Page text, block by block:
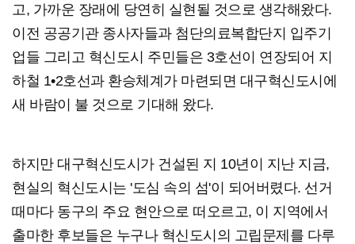
고, 가까운 장래에 당연히 실현될 것으로 생각해왔다.
이전 공공기관 종사자들과 첨단의료복합단지 입주기
업들 그리고 혁신도시 주민들은 3호선이 연장되어 지
하철 1•2호선과 환승체계가 마련되면 대구혁신도시에
새 바람이 불 것으로 기대해 왔다.
하지만 대구혁신도시가 건설된 지 10년이 지난 지금,
현실의 혁신도시는 '도심 속의 섬'이 되어버렸다. 선거
때마다 동구의 주요 현안으로 떠오르고, 이 지역에서
출마한 후보들은 누구나 혁신도시의 고립문제를 다루